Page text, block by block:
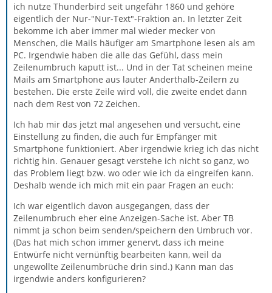
ich nutze Thunderbird seit ungefähr 1860 und gehöre
eigentlich der Nur-"Nur-Text"-Fraktion an. In letzter Zeit
bekomme ich aber immer mal wieder mecker von
Menschen, die Mails häufiger am Smartphone lesen als am
PC. Irgendwie haben die alle das Gefühl, dass mein
Zeilenumbruch kaputt ist... Und in der Tat scheinen meine
Mails am Smartphone aus lauter Anderthalb-Zeilern zu
bestehen. Die erste Zeile wird voll, die zweite endet dann
nach dem Rest von 72 Zeichen.
Ich hab mir das jetzt mal angesehen und versucht, eine
Einstellung zu finden, die auch für Empfänger mit
Smartphone funktioniert. Aber irgendwie krieg ich das nicht
richtig hin. Genauer gesagt verstehe ich nicht so ganz, wo
das Problem liegt bzw. wo oder wie ich da eingreifen kann.
Deshalb wende ich mich mit ein paar Fragen an euch:
Ich war eigentlich davon ausgegangen, dass der
Zeilenumbruch eher eine Anzeigen-Sache ist. Aber TB
nimmt ja schon beim senden/speichern den Umbruch vor.
(Das hat mich schon immer genervt, dass ich meine
Entwürfe nicht vernünftig bearbeiten kann, weil da
ungewollte Zeilenumbrüche drin sind.) Kann man das
irgendwie anders konfigurieren?